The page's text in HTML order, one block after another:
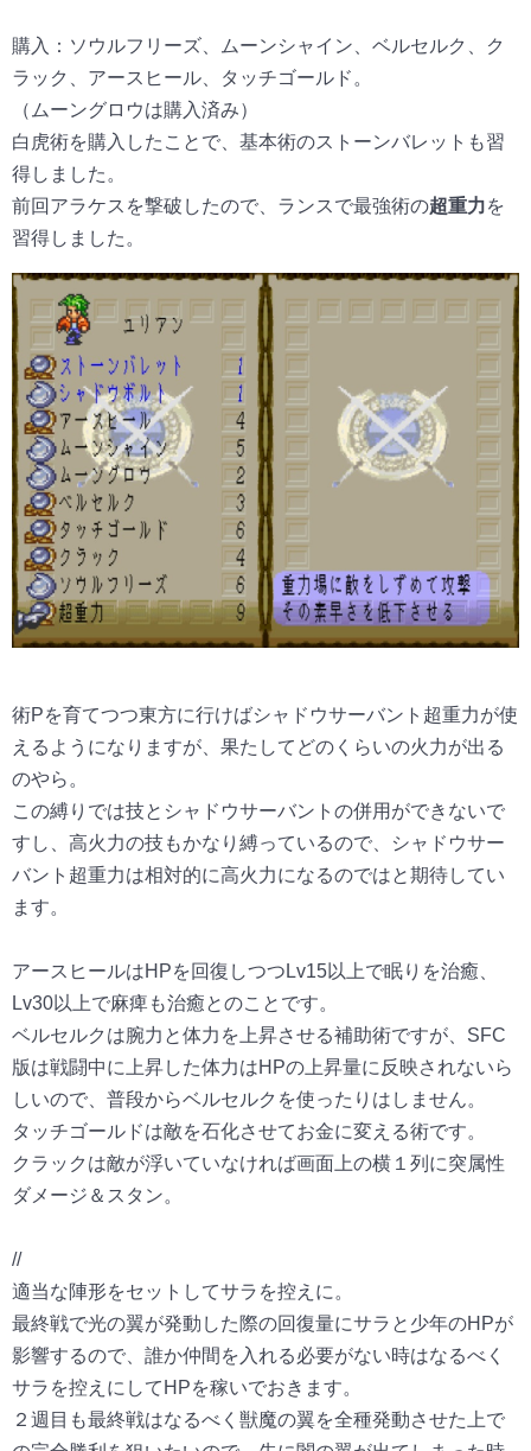
購入：ソウルフリーズ、ムーンシャイン、ベルセルク、ク
ラック、アースヒール、タッチゴールド。
（ムーングロウは購入済み）
白虎術を購入したことで、基本術のストーンバレットも習
得しました。
前回アラケスを撃破したので、ランスで最強術の超重力を
習得しました。
術Pを育てつつ東方に行けばシャドウサーバント超重力が使
えるようになりますが、果たしてどのくらいの火力が出る
のやら。
この縛りでは技とシャドウサーバントの併用ができないで
すし、高火力の技もかなり縛っているので、シャドウサー
バント超重力は相対的に高火力になるのではと期待してい
ます。
アースヒールはHPを回復しつつLv15以上で眠りを治癒、
Lv30以上で麻痺も治癒とのことです。
ベルセルクは腕力と体力を上昇させる補助術ですが、SFC
版は戦闘中に上昇した体力はHPの上昇量に反映されないら
しいので、普段からベルセルクを使ったりはしません。
タッチゴールドは敵を石化させてお金に変える術です。
クラックは敵が浮いていなければ画面上の横１列に突属性
ダメージ＆スタン。
//
適当な陣形をセットしてサラを控えに。
最終戦で光の翼が発動した際の回復量にサラと少年のHPが
影響するので、誰か仲間を入れる必要がない時はなるべく
サラを控えにしてHPを稼いでおきます。
２週目も最終戦はなるべく獣魔の翼を全種発動させた上で